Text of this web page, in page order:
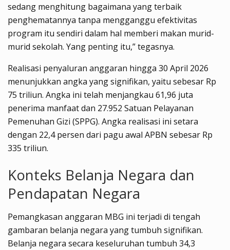
sedang menghitung bagaimana yang terbaik
penghematannya tanpa mengganggu efektivitas
program itu sendiri dalam hal memberi makan murid-
murid sekolah. Yang penting itu,” tegasnya.
Realisasi penyaluran anggaran hingga 30 April 2026
menunjukkan angka yang signifikan, yaitu sebesar Rp
75 triliun. Angka ini telah menjangkau 61,96 juta
penerima manfaat dan 27.952 Satuan Pelayanan
Pemenuhan Gizi (SPPG). Angka realisasi ini setara
dengan 22,4 persen dari pagu awal APBN sebesar Rp
335 triliun.
Konteks Belanja Negara dan
Pendapatan Negara
Pemangkasan anggaran MBG ini terjadi di tengah
gambaran belanja negara yang tumbuh signifikan.
Belanja negara secara keseluruhan tumbuh 34,3